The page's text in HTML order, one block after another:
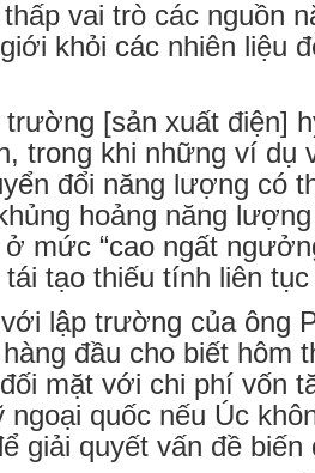
vai trò các nguồn
khỏi các nhiên liệu
[sản xuất điện]
trong khi những ví dụ
đổi năng lượng có
hoảng năng
mức “cao ngất
tạo thiếu tính liên
lập trường của ông
đầu cho biết hôm
mặt với chi phí vốn
ngoại quốc nếu Úc
giải quyết vấn đề biến